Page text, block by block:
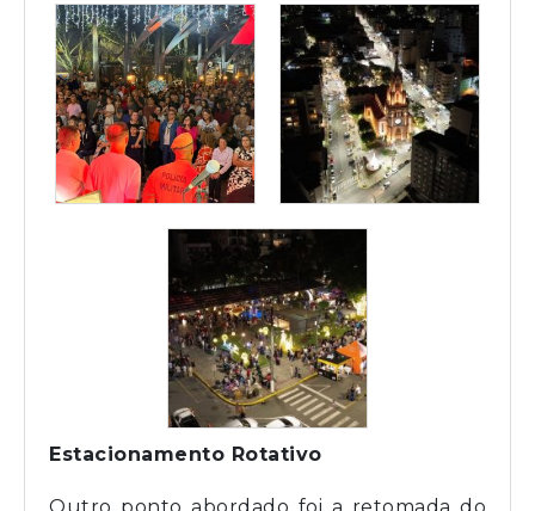
Estacionamento Rotativo
Outro ponto abordado foi a retomada do